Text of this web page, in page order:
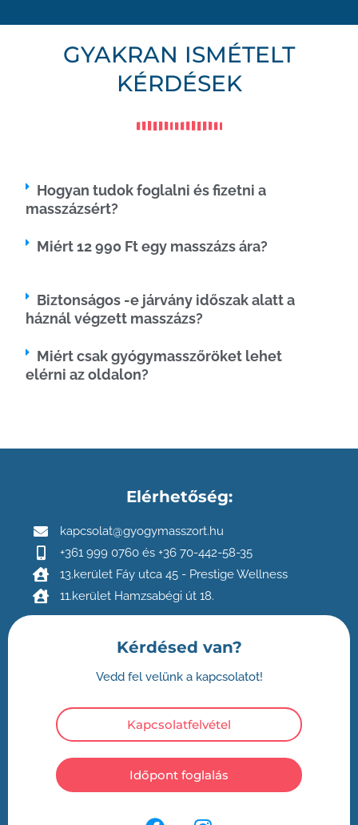
GYAKRAN ISMÉTELT
KÉRDÉSEK
Hogyan tudok foglalni és fizetni a
masszázsért?
Miért 12 990 Ft egy masszázs ára?
Biztonságos -e járvány időszak alatt a
háznál végzett masszázs?
Miért csak gyógymasszőröket lehet
elérni az oldalon?
Elérhetőség:
kapcsolat@gyogymasszort.hu
+361 999 0760 és +36 70-442-58-35
13.kerület Fáy utca 45 - Prestige Wellness
11.kerület Hamzsabégi út 18.
Kérdésed van?
Vedd fel velünk a kapcsolatot!
Kapcsolatfelvétel
Időpont foglalás